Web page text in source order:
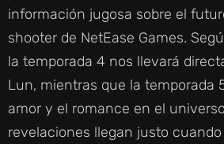
información jugosa sobre el
shooter de NetEase Games.
la temporada 4 nos llevará
Lun, mientras que la temporada
amor y el romance en el
revelaciones llegan justo